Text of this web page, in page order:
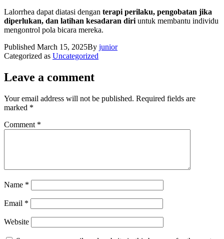
Lalorrhea dapat diatasi dengan terapi perilaku, pengobatan jika
diperlukan, dan latihan kesadaran diri untuk membantu individu
mengontrol pola bicara mereka.
Published March 15, 2025By junior
Categorized as Uncategorized
Leave a comment
Your email address will not be published. Required fields are
marked *
Comment *
Name *
Email *
Website